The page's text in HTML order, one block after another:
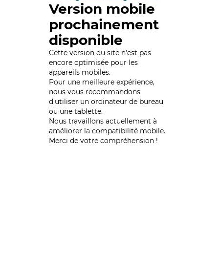
Version mobile
prochainement
disponible
Cette version du site n’est pas
encore optimisée pour les
appareils mobiles.
Pour une meilleure expérience,
nous vous recommandons
d'utiliser un ordinateur de bureau
ou une tablette.
Nous travaillons actuellement à
améliorer la compatibilité mobile.
Merci de votre compréhension !